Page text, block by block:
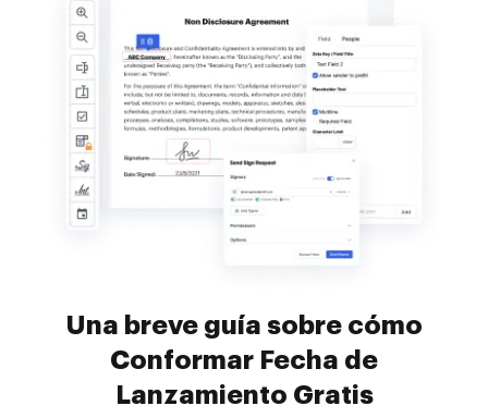
Una breve guía sobre cómo
Conformar Fecha de
Lanzamiento Gratis